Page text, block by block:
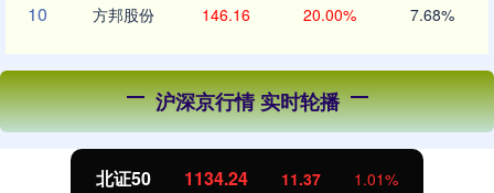
10 方邦股份 146.16 20.00% 7.68%
沪深京行情 实时轮播
北证50 1134.24 11.37 1.01%